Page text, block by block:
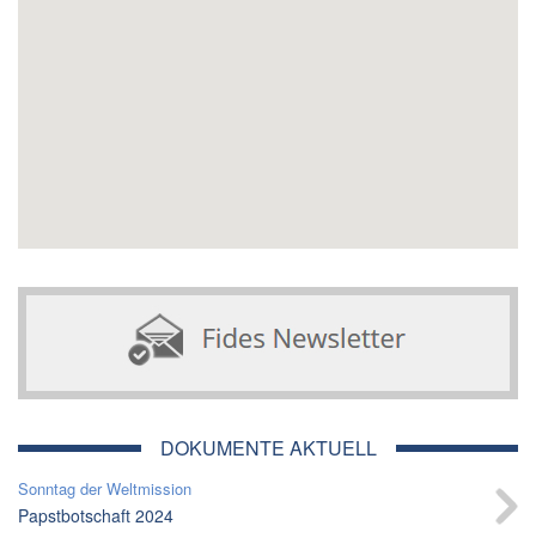
DOKUMENTE AKTUELL
Sonntag der Weltmission
Papstbotschaft 2024